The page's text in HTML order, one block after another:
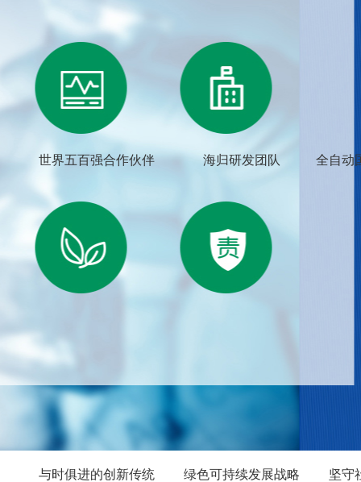
世界五百强合作伙伴 海归研发团队 全自动
与时俱进的创新传统 绿色可持续发展战略 坚守